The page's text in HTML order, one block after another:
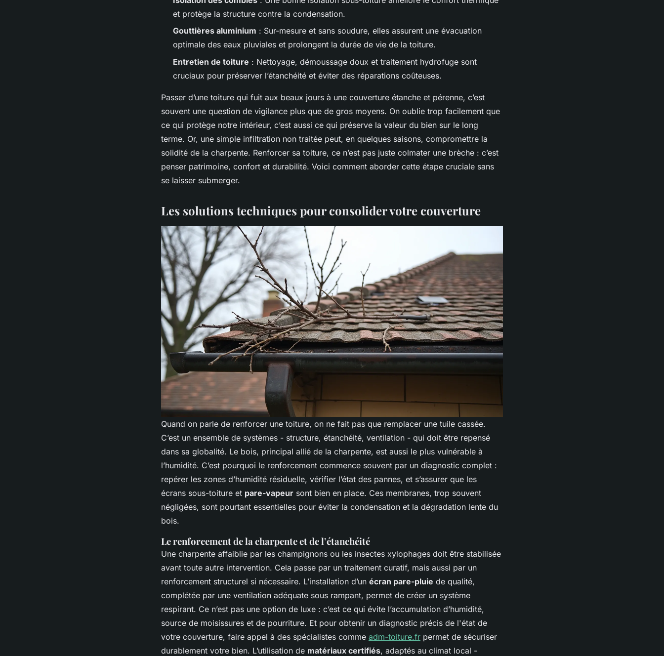
et protège la structure contre la condensation.
Gouttières aluminium : Sur-mesure et sans soudure, elles assurent une évacuation
optimale des eaux pluviales et prolongent la durée de vie de la toiture.
Entretien de toiture : Nettoyage, démoussage doux et traitement hydrofuge sont
cruciaux pour préserver l’étanchéité et éviter des réparations coûteuses.
Passer d’une toiture qui fuit aux beaux jours à une couverture étanche et pérenne, c’est
souvent une question de vigilance plus que de gros moyens. On oublie trop facilement que
ce qui protège notre intérieur, c’est aussi ce qui préserve la valeur du bien sur le long
terme. Or, une simple infiltration non traitée peut, en quelques saisons, compromettre la
solidité de la charpente. Renforcer sa toiture, ce n’est pas juste colmater une brèche : c’est
penser patrimoine, confort et durabilité. Voici comment aborder cette étape cruciale sans
se laisser submerger.
Les solutions techniques pour consolider votre couverture
Quand on parle de renforcer une toiture, on ne fait pas que remplacer une tuile cassée.
C’est un ensemble de systèmes - structure, étanchéité, ventilation - qui doit être repensé
dans sa globalité. Le bois, principal allié de la charpente, est aussi le plus vulnérable à
l’humidité. C’est pourquoi le renforcement commence souvent par un diagnostic complet :
repérer les zones d’humidité résiduelle, vérifier l’état des pannes, et s’assurer que les
écrans sous-toiture et pare-vapeur sont bien en place. Ces membranes, trop souvent
négligées, sont pourtant essentielles pour éviter la condensation et la dégradation lente du
bois.
Le renforcement de la charpente et de l’étanchéité
Une charpente affaiblie par les champignons ou les insectes xylophages doit être stabilisée
avant toute autre intervention. Cela passe par un traitement curatif, mais aussi par un
renforcement structurel si nécessaire. L’installation d’un écran pare-pluie de qualité,
complétée par une ventilation adéquate sous rampant, permet de créer un système
respirant. Ce n’est pas une option de luxe : c’est ce qui évite l’accumulation d’humidité,
source de moisissures et de pourriture. Et pour obtenir un diagnostic précis de l'état de
votre couverture, faire appel à des spécialistes comme adm-toiture.fr permet de sécuriser
durablement votre bien. L’utilisation de matériaux certifiés, adaptés au climat local -